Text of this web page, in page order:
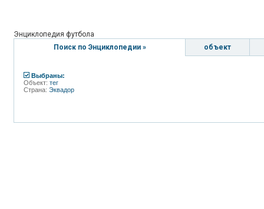
Энциклопедия футбола
Поиск по Энциклопедии »
объект
Выбраны:
Объект: тег
Страна: Эквадор